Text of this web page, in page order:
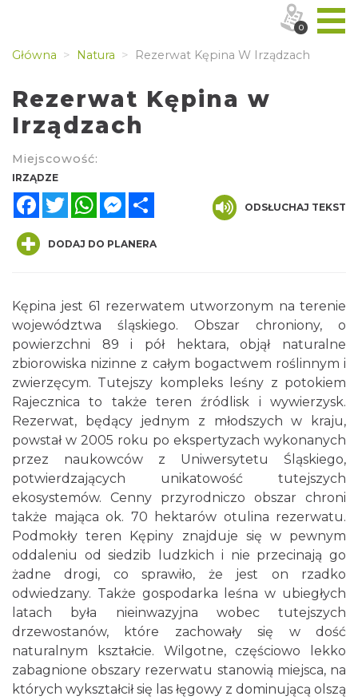
Główna Natura Rezerwat Kępina W Irządzach
Rezerwat Kępina w
Irządzach
Miejscowość:
IRZĄDZE
FacebookTwitterWhatsAppMessenger
ODSŁUCHAJ TEKST
DODAJ DO PLANERA
Kępina jest 61 rezerwatem utworzonym na terenie
województwa śląskiego. Obszar chroniony, o
powierzchni 89 i pół hektara, objął naturalne
zbiorowiska nizinne z całym bogactwem roślinnym i
zwierzęcym. Tutejszy kompleks leśny z potokiem
Rajecznica to także teren źródlisk i wywierzysk.
Rezerwat, będący jednym z młodszych w kraju,
powstał w 2005 roku po ekspertyzach wykonanych
przez naukowców z Uniwersytetu Śląskiego,
potwierdzających unikatowość tutejszych
ekosystemów. Cenny przyrodniczo obszar chroni
także mająca ok. 70 hektarów otulina rezerwatu.
Podmokły teren Kępiny znajduje się w pewnym
oddaleniu od siedzib ludzkich i nie przecinają go
żadne drogi, co sprawiło, że jest on rzadko
odwiedzany. Także gospodarka leśna w ubiegłych
latach była nieinwazyjna wobec tutejszych
drzewostanów, które zachowały się w dość
naturalnym kształcie. Wilgotne, częściowo lekko
zabagnione obszary rezerwatu stanowią miejsca, na
których wykształcił się las łęgowy z dominującą olszą
0